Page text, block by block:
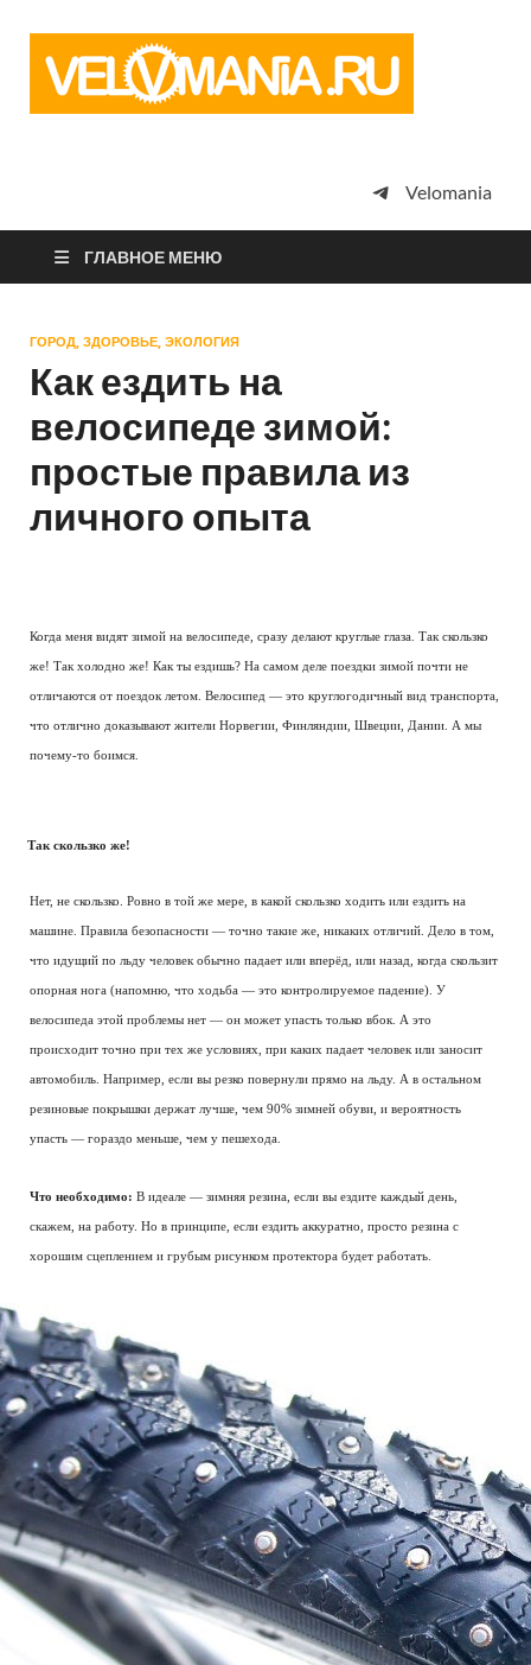
просто
Velomania
ГЛАВНОЕ МЕНЮ
ГОРОД, ЗДОРОВЬЕ, ЭКОЛОГИЯ
Как ездить на
велосипеде зимой:
простые правила из
личного опыта
Когда меня видят зимой на велосипеде, сразу делают круглые глаза. Так скользко
же! Так холодно же! Как ты ездишь? На самом деле поездки зимой почти не
отличаются от поездок летом. Велосипед — это круглогодичный вид транспорта,
что отлично доказывают жители Норвегии, Финляндии, Швеции, Дании. А мы
почему-то боимся.
Так скользко же!
Нет, не скользко. Ровно в той же мере, в какой скользко ходить или ездить на
машине. Правила безопасности — точно такие же, никаких отличий. Дело в том,
что идущий по льду человек обычно падает или вперёд, или назад, когда скользит
опорная нога (напомню, что ходьба — это контролируемое падение). У
велосипеда этой проблемы нет — он может упасть только вбок. А это
происходит точно при тех же условиях, при каких падает человек или заносит
автомобиль. Например, если вы резко повернули прямо на льду. А в остальном
резиновые покрышки держат лучше, чем 90% зимней обуви, и вероятность
упасть — гораздо меньше, чем у пешехода.
Что необходимо: В идеале — зимняя резина, если вы ездите каждый день,
скажем, на работу. Но в принципе, если ездить аккуратно, просто резина с
хорошим сцеплением и грубым рисунком протектора будет работать.